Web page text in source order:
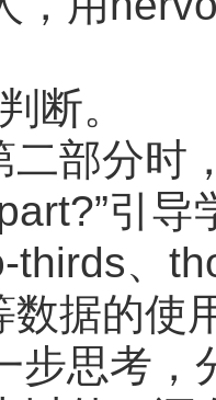
断。
二部分时
引
thirds、
据的使
步思考